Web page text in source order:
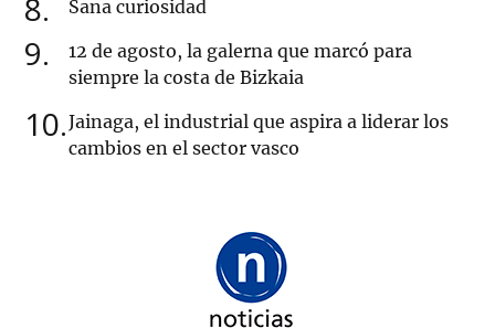
8 Sana curiosidad
9
12 de agosto, la galerna que marcó para
siempre la costa de Bizkaia
10 Jainaga, el industrial que aspira a liderar los
cambios en el sector vasco